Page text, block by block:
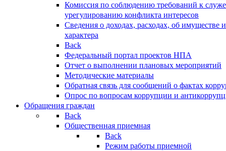
Комиссия по соблюдению требований к
урегулированию конфликта интересов
Сведения о доходах, расходах, об имуществе
характера
Back
Федеральный портал проектов НПА
Отчет о выполнении плановых мероприятий
Методические материалы
Обратная связь для сообщений о фактах
Опрос по вопросам коррупции и
Обращения граждан
Back
Общественная приемная
Back
Режим работы приемной